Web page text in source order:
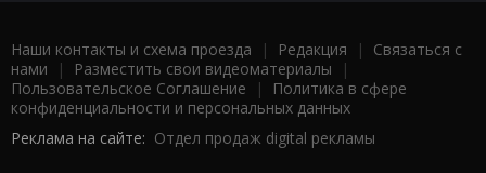
Наши контакты и схема проезда | Редакция | Связаться с
нами | Разместить свои видеоматериалы |
Пользовательское Соглашение |
Политика в сфере
конфиденциальности и персональных данных
Реклама на сайте: Отдел продаж digital рекламы